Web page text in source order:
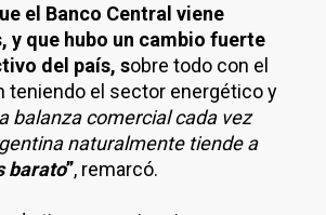
el Banco Central viene
y que hubo un cambio fuerte
del país, sobre todo con el
teniendo el sector energético y
balanza comercial cada vez
naturalmente tiende a
barato”, remarcó.